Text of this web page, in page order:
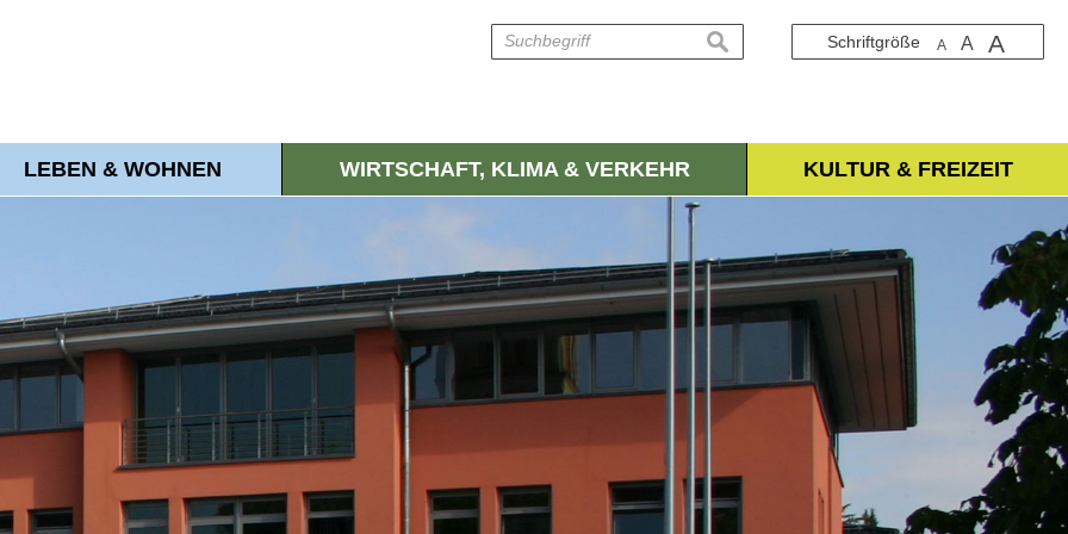
Schriftgröße A A A
suchen
LEBEN & WOHNEN WIRTSCHAFT, KLIMA & VERKEHR KULTUR & FREIZEIT